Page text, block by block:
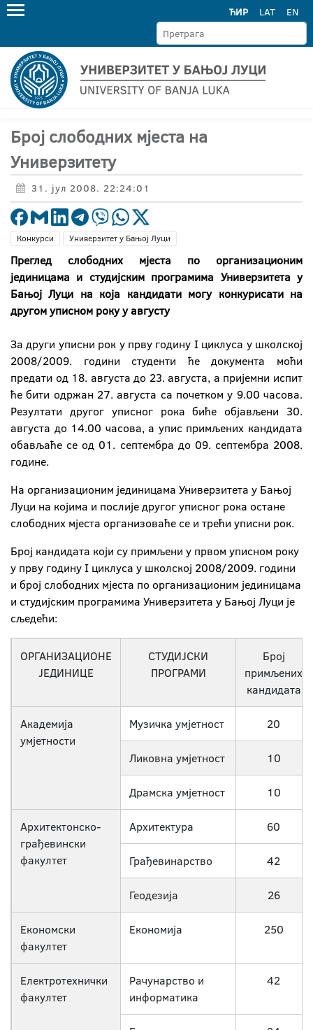
ЋИР LAT EN
Број слободних мјеста на
Универзитету
31. јул 2008. 22:24:01
Конкурси Универзитет у Бањој Луци
Преглед слободних мјеста по организационим
јединицама и студијским програмима Универзитета у
Бањој Луци на која кандидати могу конкурисати на
другом уписном року у августу
За други уписни рок у прву годину I циклуса у школској
2008/2009. години студенти ће документа моћи
предати од 18. августа до 23. августа, а пријемни испит
ће бити одржан 27. августа са почетком у 9.00 часова.
Резултати другог уписног рока биће објављени 30.
августа до 14.00 часова, а упис примљених кандидата
обављаће се од 01. септембра до 09. септембра 2008.
године.
На организационим јединицама Универзитета у Бањој
Луци на којима и послије другог уписног рока остане
слободних мјеста организоваће се и трећи уписни рок.
Број кандидата који су примљени у првом уписном року
у прву годину I циклуса у школској 2008/2009. години
и број слободних мјеста по организационим јединицама
и студијским програмима Универзитета у Бањој Луци је
сљедећи:
ОРГАНИЗАЦИОНЕ
ЈЕДИНИЦЕ
СТУДИЈСКИ
ПРОГРАМИ
Број
примљених
кандидата
Академија
умјетности
Музичка умјетност 20
Ликовна умјетност 10
Драмска умјетност 10
Архитектонско-
грађевински
факултет
Архитектура 60
Грађевинарство 42
Геодезија 26
Економски
факултет
Економија 250
Електротехнички
факултет
Рачунарство и
информатика
42